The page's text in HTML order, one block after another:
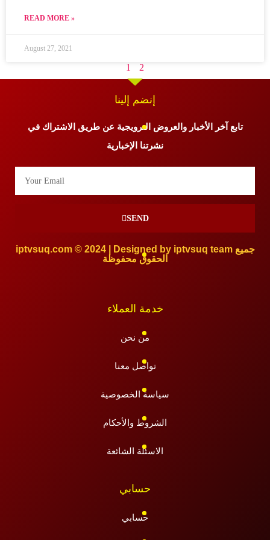
READ MORE »
August 27, 2021
1 2
إنضم إلينا
تابع آخر الأخبار والعروض الترويجية عن طريق الاشتراك في
نشرتنا الإخبارية
SEND
iptvsuq.com © 2024 | Designed by iptvsuq team جميع
الحقوق محفوظة
خدمة العملاء
من نحن
تواصل معنا
سياسة الخصوصية
الشروط والأحكام
الاسئلة الشائعة
حسابي
حسابي